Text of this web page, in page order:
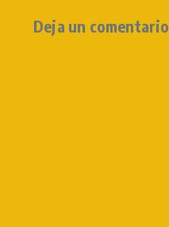
Deja un comentario